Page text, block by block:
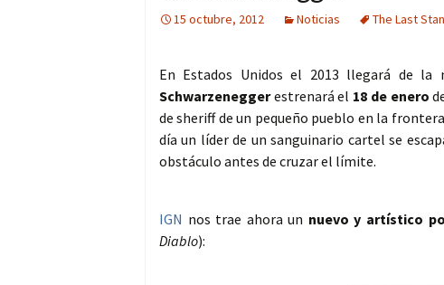
15 octubre, 2012 Noticias The Last
En Estados Unidos el 2013 llegará de la
Schwarzeneggerestrenará el 18 de enero
de sheriff de un pequeño pueblo en la
día un líder de un sanguinario cartel se
obstáculo antes de cruzar el límite.
IGN nos trae ahora un nuevo y artístico
Diablo):